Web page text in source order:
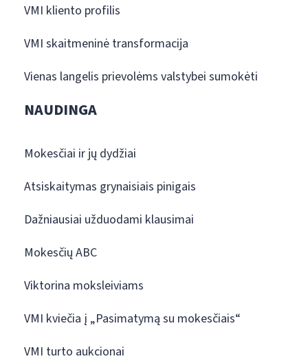
VMI kliento profilis
VMI skaitmeninė transformacija
Vienas langelis prievolėms valstybei sumokėti
NAUDINGA
Mokesčiai ir jų dydžiai
Atsiskaitymas grynaisiais pinigais
Dažniausiai užduodami klausimai
Mokesčių ABC
Viktorina moksleiviams
VMI kviečia į „Pasimatymą su mokesčiais“
VMI turto aukcionai